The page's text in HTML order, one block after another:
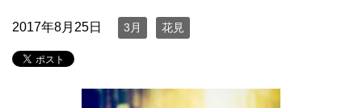
2017年8月25日 3月 花見